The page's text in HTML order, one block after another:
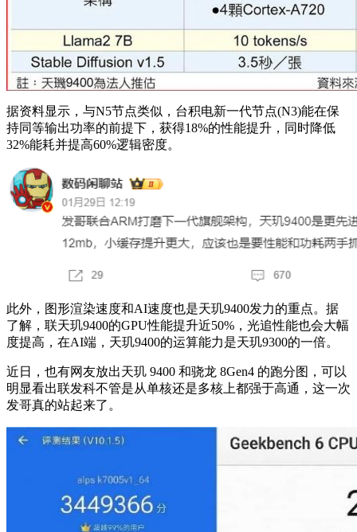
据资料显示，与N5节点类似，台积电新一代节点(N3)能在保
持同等输出功率的前提下，获得18%的性能提升，同时降低
32%能耗并提高60%逻辑密度。
此外，图形渲染速度和AI速度也是天玑9400发力的重点。据
了解，联天玑9400的GPU性能提升近50%，光追性能也会大幅
度提高，在AI端，天玑9400的运算能力是天玑9300的一倍。
近日，也有网友放出天玑 9400 和骁龙 8Gen4 的跑分图，可以
明显看出联发科不管是从单核还是多核上都强于高通，这一次
发哥真的站起来了。